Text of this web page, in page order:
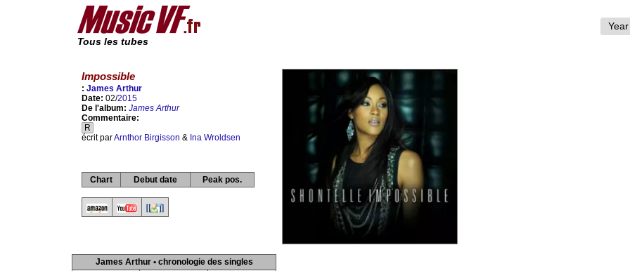
Tous les tubes
Impossible
: James Arthur
Date: 02/2015
De l'album: James Arthur
Commentaire:
R
écrit parArnthor Birgisson & Ina Wroldsen
Chart Debut date Peak pos.
James Arthur • chronologie des singles